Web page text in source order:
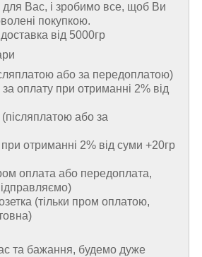
Вас, і зробимо все, щоб Ви
покупкою.
від 5000гр
або за передоплатою)
оплату при отриманні 2% від
або за
отриманні 2% від суми +20гр
оплата або передоплата,
(тільки пром оплатою,
та бажання, будемо дуже